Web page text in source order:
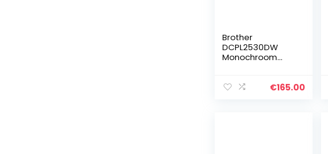
Brother
DCPL2530DW
Monochroom
pagina’s/minuut,
€165.00